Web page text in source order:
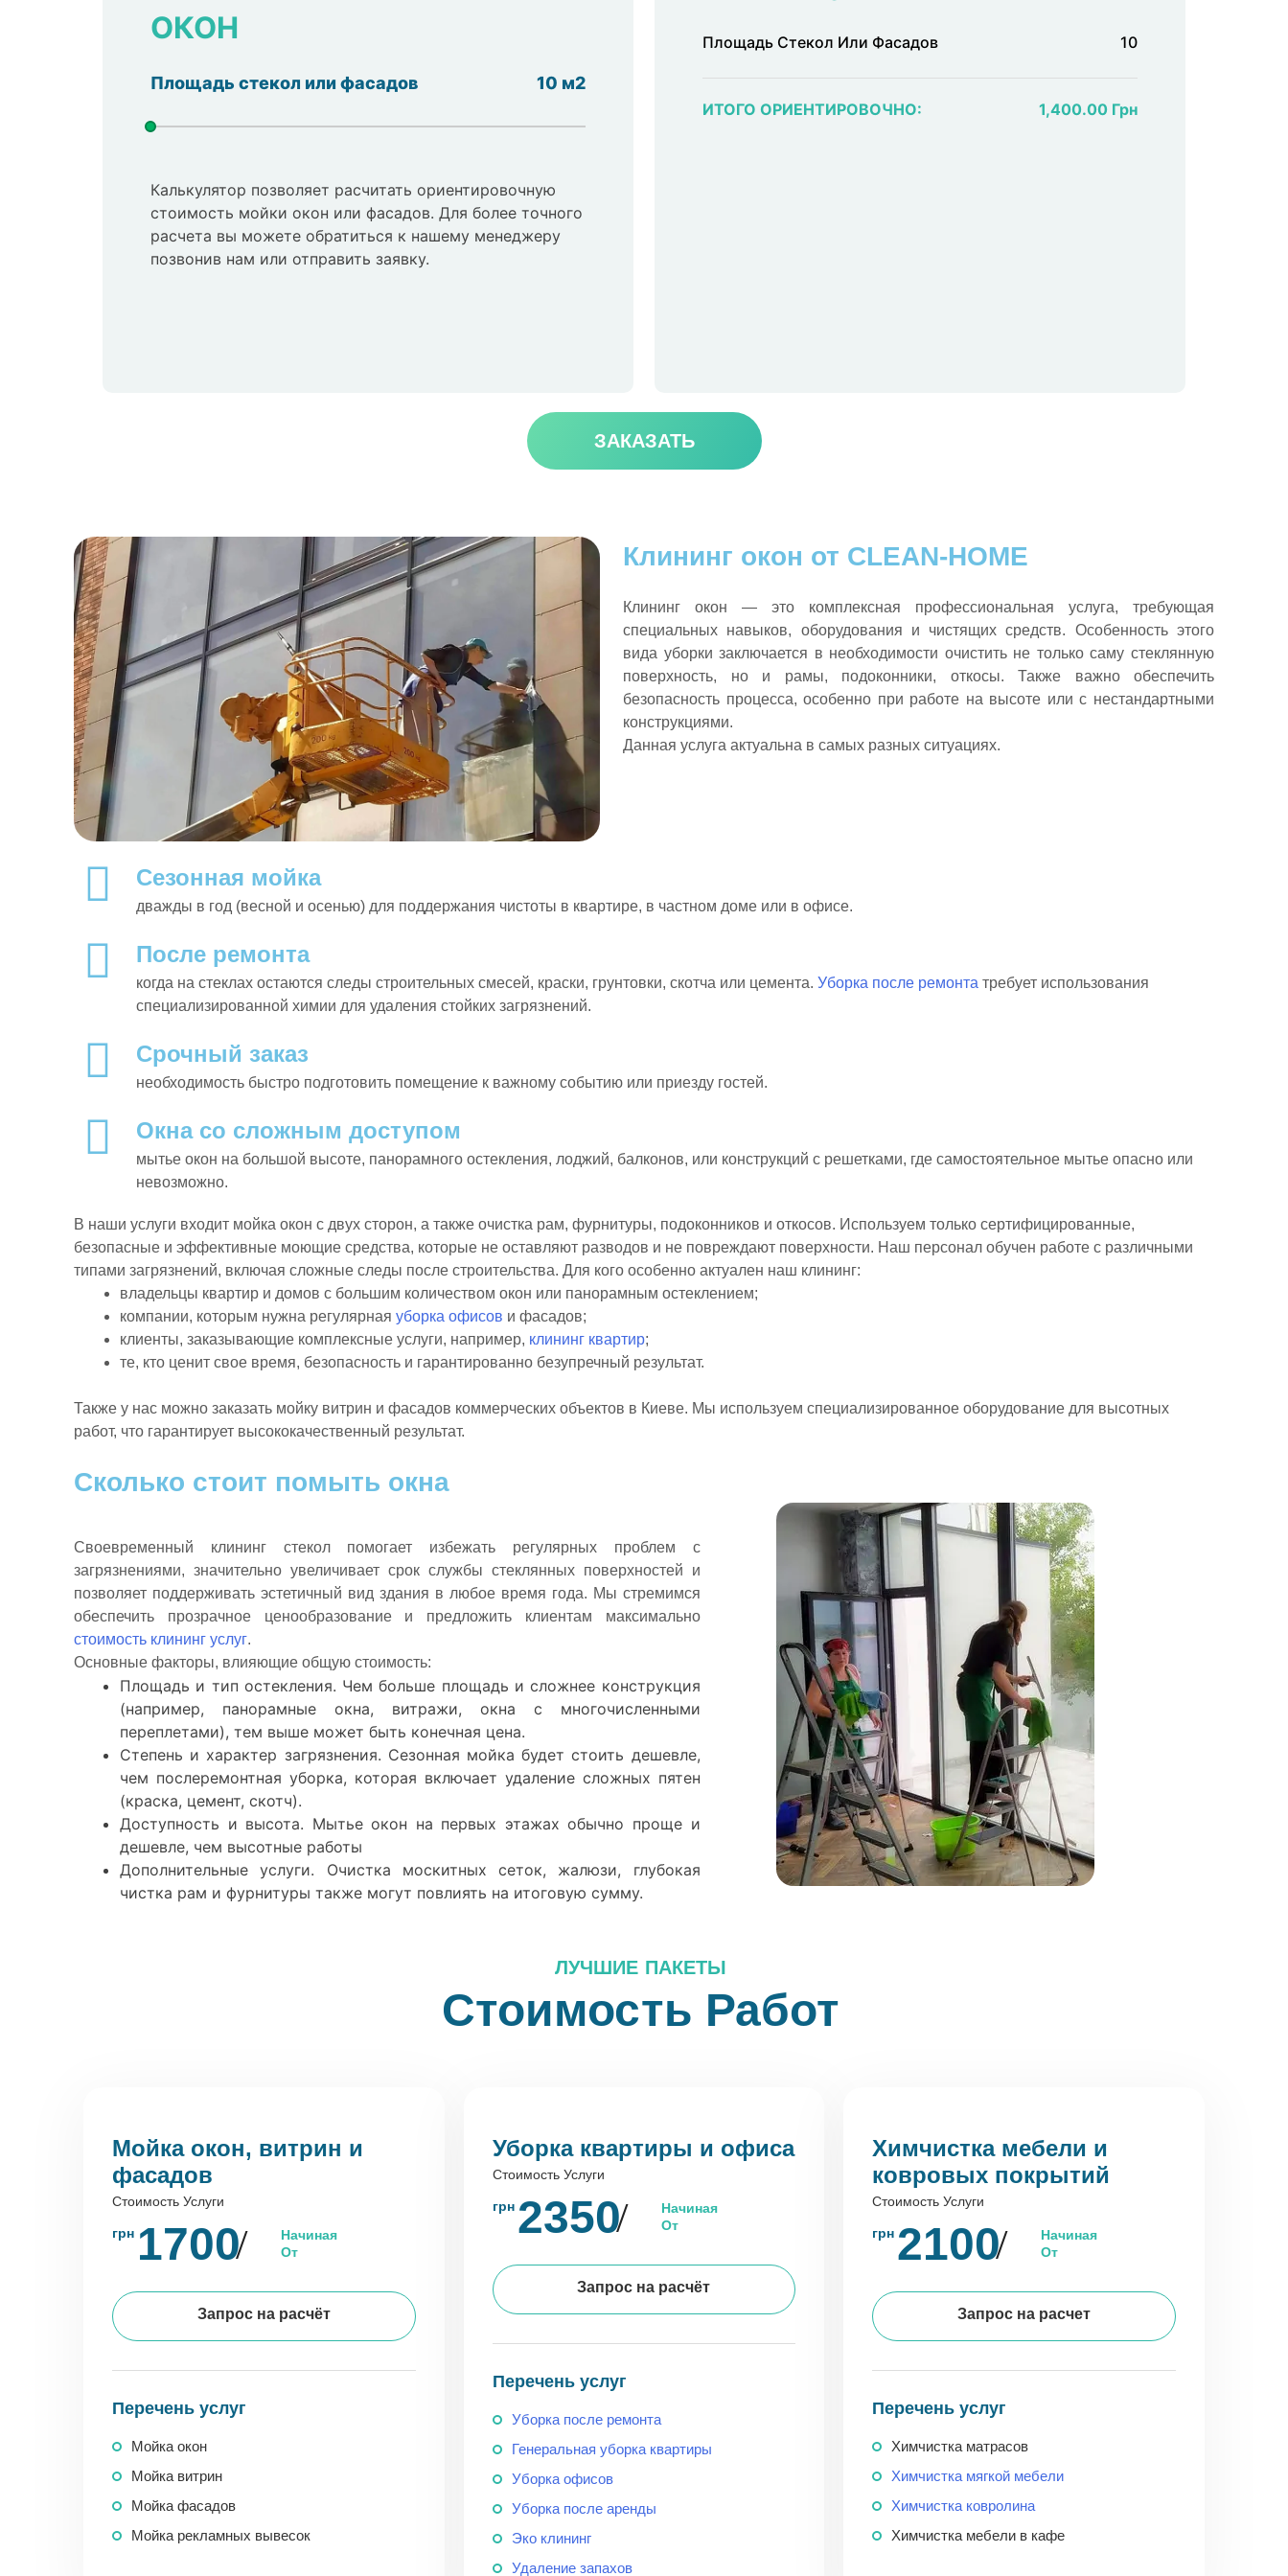
ОКОН
Площадь стекол или фасадов 10 м2
Калькулятор позволяет расчитать ориентировочную
стоимость мойки окон или фасадов. Для более точного
расчета вы можете обратиться к нашему менеджеру
позвонив нам или отправить заявку.
Площадь Стекол Или Фасадов 10
ИТОГО ОРИЕНТИРОВОЧНО: 1,400.00 Грн
ЗАКАЗАТЬ
Клининг окон от CLEAN-HOME
Клининг окон — это комплексная профессиональная услуга, требующая
специальных навыков, оборудования и чистящих средств. Особенность этого
вида уборки заключается в необходимости очистить не только саму стеклянную
поверхность, но и рамы, подоконники, откосы. Также важно обеспечить
безопасность процесса, особенно при работе на высоте или с нестандартными
конструкциями.
Данная услуга актуальна в самых разных ситуациях.
Сезонная мойка
дважды в год (весной и осенью) для поддержания чистоты в квартире, в частном доме или в офисе.
После ремонта
когда на стеклах остаются следы строительных смесей, краски, грунтовки, скотча или цемента. Уборка после ремонта требует использования
специализированной химии для удаления стойких загрязнений.
Срочный заказ
необходимость быстро подготовить помещение к важному событию или приезду гостей.
Окна со сложным доступом
мытье окон на большой высоте, панорамного остекления, лоджий, балконов, или конструкций с решетками, где самостоятельное мытье опасно или
невозможно.
В наши услуги входит мойка окон с двух сторон, а также очистка рам, фурнитуры, подоконников и откосов. Используем только сертифицированные,
безопасные и эффективные моющие средства, которые не оставляют разводов и не повреждают поверхности. Наш персонал обучен работе с различными
типами загрязнений, включая сложные следы после строительства. Для кого особенно актуален наш клининг:
владельцы квартир и домов с большим количеством окон или панорамным остеклением;
компании, которым нужна регулярная уборка офисов и фасадов;
клиенты, заказывающие комплексные услуги, например, клининг квартир;
те, кто ценит свое время, безопасность и гарантированно безупречный результат.
Также у нас можно заказать мойку витрин и фасадов коммерческих объектов в Киеве. Мы используем специализированное оборудование для высотных
работ, что гарантирует высококачественный результат.
Сколько стоит помыть окна
Своевременный клининг стекол помогает избежать регулярных проблем с
загрязнениями, значительно увеличивает срок службы стеклянных поверхностей и
позволяет поддерживать эстетичный вид здания в любое время года. Мы стремимся
обеспечить прозрачное ценообразование и предложить клиентам максимально
стоимость клининг услуг.
Основные факторы, влияющие общую стоимость:
Площадь и тип остекления. Чем больше площадь и сложнее конструкция
(например, панорамные окна, витражи, окна с многочисленными
переплетами), тем выше может быть конечная цена.
Степень и характер загрязнения. Сезонная мойка будет стоить дешевле,
чем послеремонтная уборка, которая включает удаление сложных пятен
(краска, цемент, скотч).
Доступность и высота. Мытье окон на первых этажах обычно проще и
дешевле, чем высотные работы
Дополнительные услуги. Очистка москитных сеток, жалюзи, глубокая
чистка рам и фурнитуры также могут повлиять на итоговую сумму.
ЛУЧШИЕ ПАКЕТЫ
Стоимость Работ
Мойка окон, витрин и
фасадов
Стоимость Услуги
грн 1700
Начиная
От
Запрос на расчёт
Перечень услуг
Мойка окон
Мойка витрин
Мойка фасадов
Мойка рекламных вывесок
Уборка квартиры и офиса
Стоимость Услуги
грн 2350
Начиная
От
Запрос на расчёт
Перечень услуг
Уборка после ремонта
Генеральная уборка квартиры
Уборка офисов
Уборка после аренды
Эко клининг
Удаление запахов
Химчистка мебели и
ковровых покрытий
Стоимость Услуги
грн 2100
Начиная
От
Запрос на расчет
Перечень услуг
Химчистка матрасов
Химчистка мягкой мебели
Химчистка ковролина
Химчистка мебели в кафе